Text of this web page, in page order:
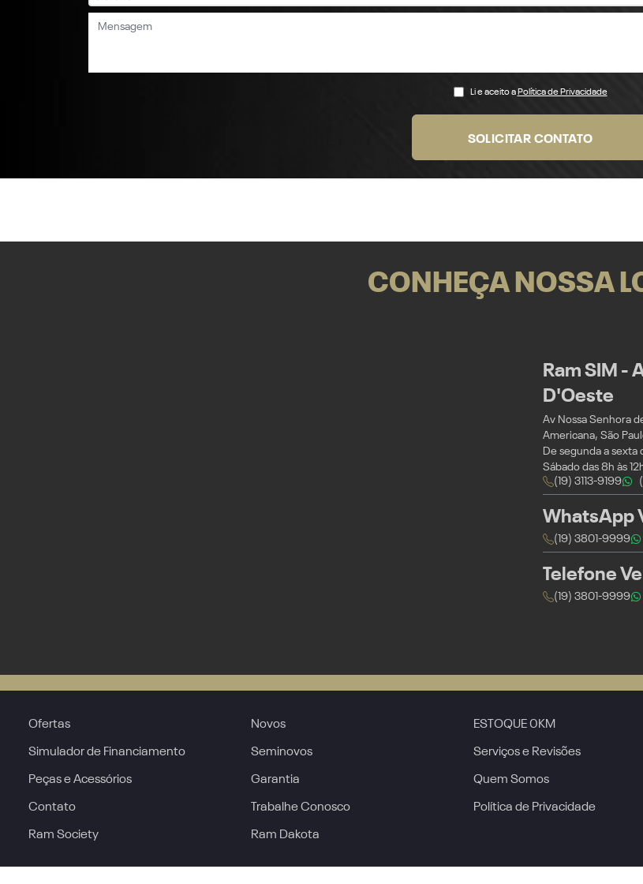
Li e aceito a Política de Privacidade
SOLICITAR CONTATO
CONHEÇA NOSSA
Ram SIM -
D'Oeste
Av Nossa Senhora
Americana, São
De segunda a sexta
Sábado das 8h às
(19) 3113-9199
WhatsApp
(19) 3801-9999
Telefone
(19) 3801-9999
Ofertas Novos ESTOQUE 0KM
Simulador de Financiamento Seminovos Serviços e Revisões
Peças e Acessórios Garantia Quem Somos
Contato Trabalhe Conosco Política de Privacidade
Ram Society Ram Dakota